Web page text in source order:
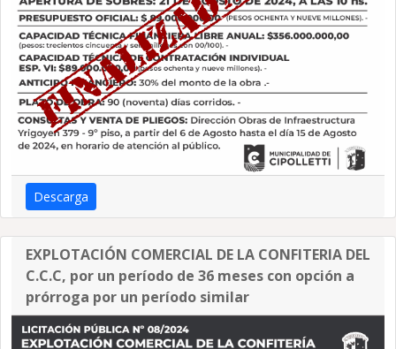
Descarga
EXPLOTACIÓN COMERCIAL DE LA CONFITERIA DEL
C.C.C, por un período de 36 meses con opción a
prórroga por un período similar